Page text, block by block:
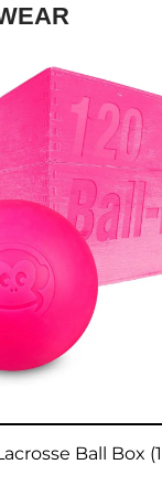
Ball Box